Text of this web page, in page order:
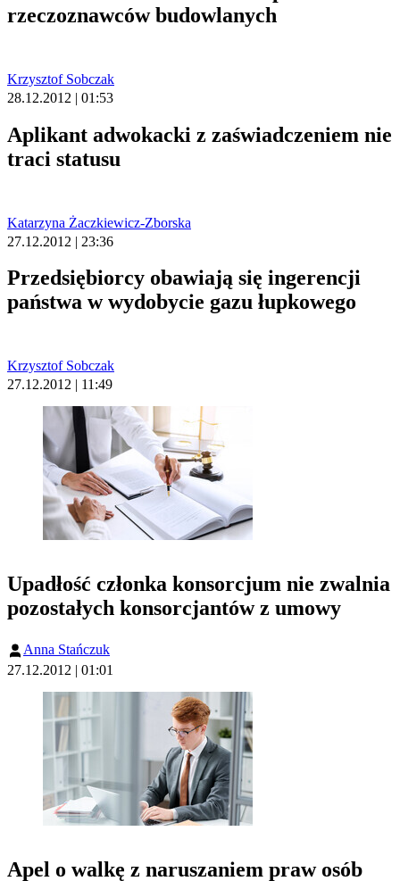
rzeczoznawców budowlanych
Krzysztof Sobczak
28.12.2012 | 01:53
Aplikant adwokacki z zaświadczeniem nie
traci statusu
Katarzyna Żaczkiewicz-Zborska
27.12.2012 | 23:36
Przedsiębiorcy obawiają się ingerencji
państwa w wydobycie gazu łupkowego
Krzysztof Sobczak
27.12.2012 | 11:49
Upadłość członka konsorcjum nie zwalnia
pozostałych konsorcjantów z umowy
Anna Stańczuk
27.12.2012 | 01:01
Apel o walkę z naruszaniem praw osób